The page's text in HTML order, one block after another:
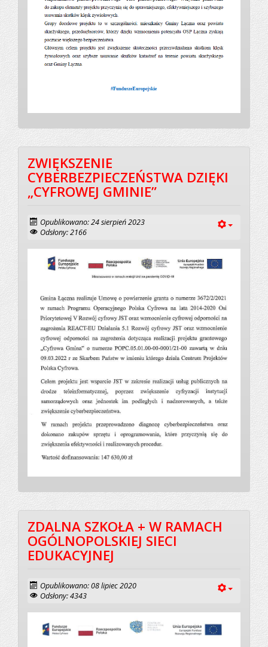
ZWIĘKSZENIE
CYBERBEZPIECZEŃSTWA DZIĘKI
„CYFROWEJ GMINIE”
Opublikowano: 24 sierpień 2023
Odsłony: 2166
ZDALNA SZKOŁA + W RAMACH
OGÓLNOPOLSKIEJ SIECI
EDUKACYJNEJ
Opublikowano: 08 lipiec 2020
Odsłony: 4343